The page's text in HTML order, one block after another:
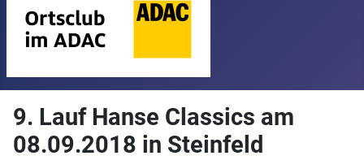
9. Lauf Hanse Classics am
08.09.2018 in Steinfeld